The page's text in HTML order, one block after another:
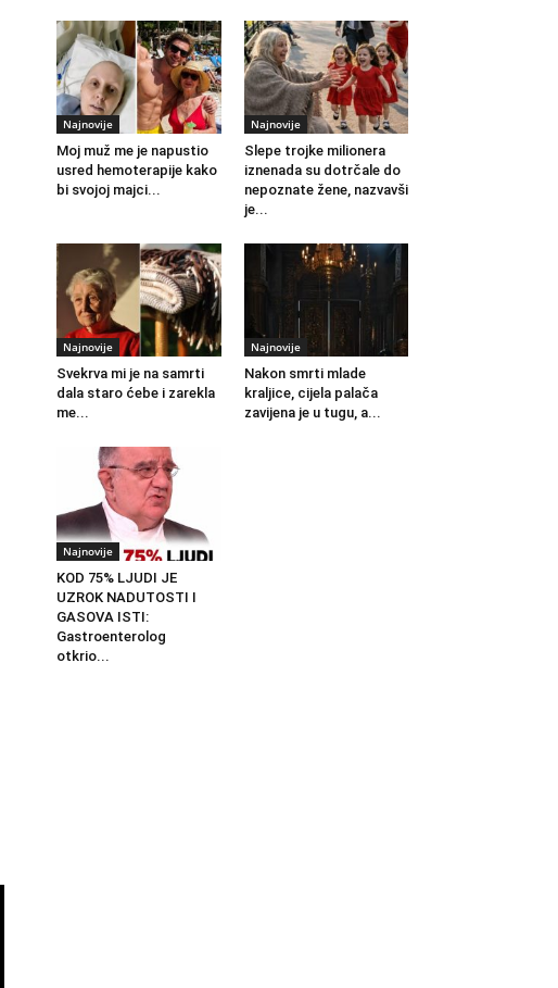
Najnovije
Moj muž me je napustio
usred hemoterapije kako
bi svojoj majci...
Najnovije
Slepe trojke milionera
iznenada su dotrčale do
nepoznate žene, nazvavši
je...
Najnovije
Svekrva mi je na samrti
dala staro ćebe i zarekla
me...
Najnovije
Nakon smrti mlade
kraljice, cijela palača
zavijena je u tugu, a...
Najnovije
KOD 75% LJUDI JE
UZROK NADUTOSTI I
GASOVA ISTI:
Gastroenterolog
otkrio...